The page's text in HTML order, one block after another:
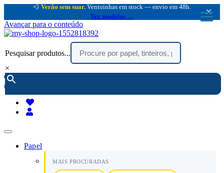
💨 Verão sem suar. Ventoinhas em stock — envio em 48h.
Ver modelos →
×
Avançar para o conteúdo
Pesquisar produtos...
×
encomendar por telefone :
(chamada rede fixa nacional)
Papel
MAIS PROCURADAS